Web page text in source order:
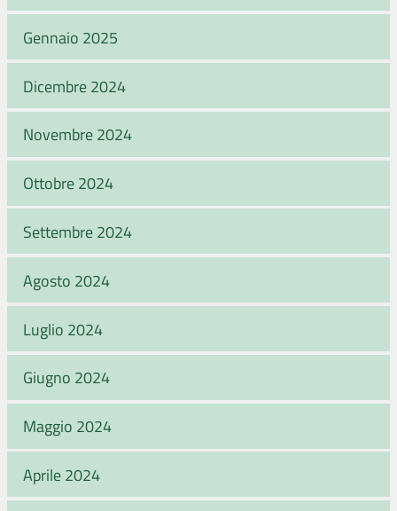
Gennaio 2025
Dicembre 2024
Novembre 2024
Ottobre 2024
Settembre 2024
Agosto 2024
Luglio 2024
Giugno 2024
Maggio 2024
Aprile 2024